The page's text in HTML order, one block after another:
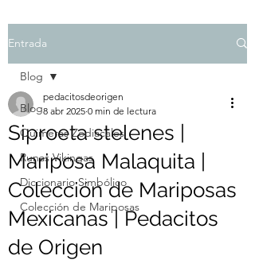
Entrada
Blog
Quimeras Zodiacales
Runas Vikingas
Diccionario Simbólico
Colección de Mariposas
Blog
Siproeta stelenes |
Mariposa Malaquita |
Colección de Mariposas
Mexicanas | Pedacitos
de Origen
pedacitosdeorigen
8 abr 2025 0 min de lectura